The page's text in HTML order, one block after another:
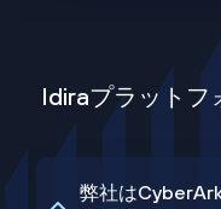
Idiraプラットフ
弊社は